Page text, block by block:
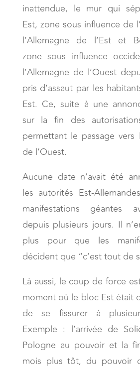
inattendue, le mur qui
Est, zone sous influence de
l’Allemagne de l’Est et
zone sous influence
l’Allemagne de l’Ouest
pris d’assaut par les
Est. Ce, suite à une
sur la fin des
permettant le passage vers
de l’Ouest.
Aucune date n’avait été
les autorités Est-
manifestations géantes
depuis plusieurs jours. Il
plus pour que les
décident que “c’est tout de
Là aussi, le coup de force
moment où le bloc Est était
de se fissurer à
Exemple : l’arrivée de
Pologne au pouvoir et la
mois plus tôt, du pouvoir